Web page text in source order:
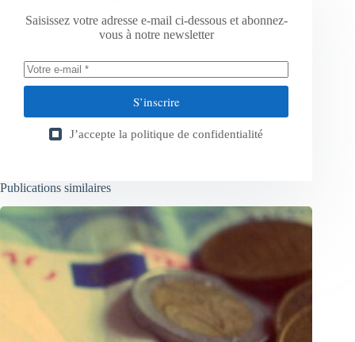
Saisissez votre adresse e-mail ci-dessous et abonnez-
vous à notre newsletter
S’inscrire
J’accepte la politique de confidentialité
Publications similaires